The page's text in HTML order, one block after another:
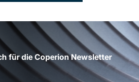
für die Coperion Newsletter